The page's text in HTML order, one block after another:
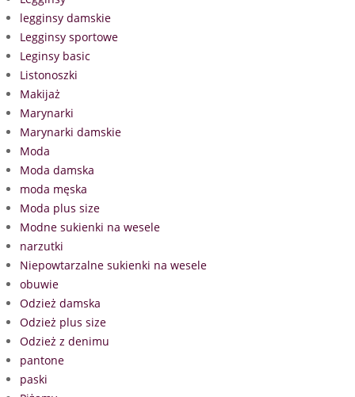
legginsy damskie
Legginsy sportowe
Leginsy basic
Listonoszki
Makijaż
Marynarki
Marynarki damskie
Moda
Moda damska
moda męska
Moda plus size
Modne sukienki na wesele
narzutki
Niepowtarzalne sukienki na wesele
obuwie
Odzież damska
Odzież plus size
Odzież z denimu
pantone
paski